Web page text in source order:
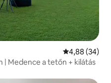
Átlagos
4,88 (34)
| Medence a tetőn + kilátás